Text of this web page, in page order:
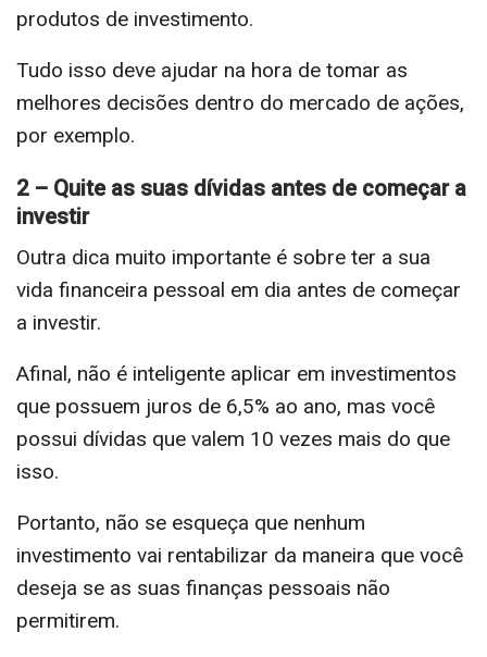
produtos de investimento.
Tudo isso deve ajudar na hora de tomar as
melhores decisões dentro do mercado de ações,
por exemplo.
2 – Quite as suas dívidas antes de começar a
investir
Outra dica muito importante é sobre ter a sua
vida financeira pessoal em dia antes de começar
a investir.
Afinal, não é inteligente aplicar em investimentos
que possuem juros de 6,5% ao ano, mas você
possui dívidas que valem 10 vezes mais do que
isso.
Portanto, não se esqueça que nenhum
investimento vai rentabilizar da maneira que você
deseja se as suas finanças pessoais não
permitirem.